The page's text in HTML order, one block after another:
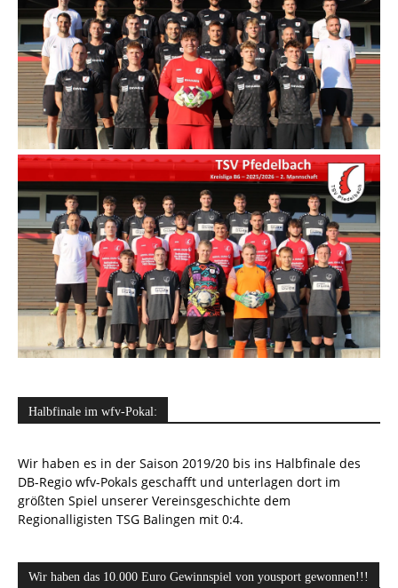
Halbfinale im wfv-Pokal:
Wir haben es in der Saison 2019/20 bis ins Halbfinale des
DB-Regio wfv-Pokals geschafft und unterlagen dort im
größten Spiel unserer Vereinsgeschichte dem
Regionalligisten TSG Balingen mit 0:4.
Wir haben das 10.000 Euro Gewinnspiel von yousport gewonnen!!!